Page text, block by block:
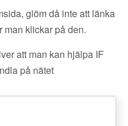
glöm då inte att länka
man klickar på den.
att man kan hjälpa IF
på nätet